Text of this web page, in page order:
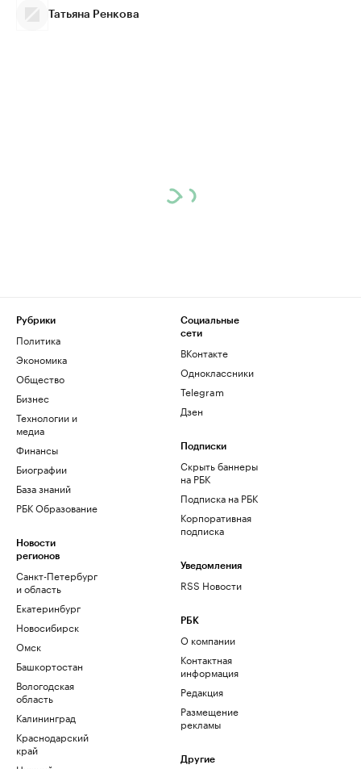
Татьяна Ренкова
Рубрики
Политика
Экономика
Общество
Бизнес
Технологии и
медиа
Финансы
Биографии
База знаний
РБК Образование
Новости
регионов
Санкт-Петербург
и область
Екатеринбург
Новосибирск
Омск
Башкортостан
Вологодская
область
Калининград
Краснодарский
край
Социальные
сети
ВКонтакте
Одноклассники
Telegram
Дзен
Подписки
Скрыть баннеры
на РБК
Подписка на РБК
Корпоративная
подписка
Уведомления
RSS Новости
РБК
О компании
Контактная
информация
Редакция
Размещение
рекламы
Другие